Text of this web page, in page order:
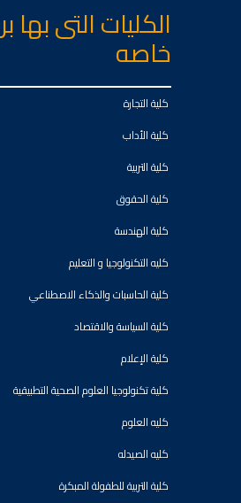
الكليات التى بها
خاصه
كلية التجارة
كلية الأداب
كلية التربية
كلية الحقوق
كلية الهندسة
كليه التكنولوجيا و التعليم
كلية الحاسبات والذكاء الاصطناعي
كلية السياسة والاقتصاد
كلية الإعلام
كلية تكنولوجيا العلوم الصحية التطبيقية
كليه العلوم
كليه الصيدله
كلية التربية للطفولة المبكرة